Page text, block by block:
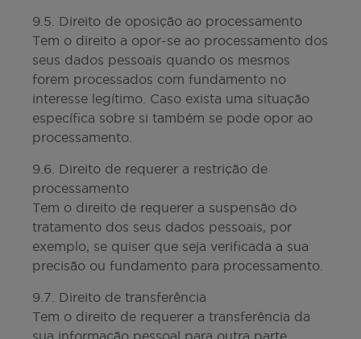
9.5. Direito de oposição ao processamento
Tem o direito a opor-se ao processamento dos
seus dados pessoais quando os mesmos
forem processados com fundamento no
interesse legítimo. Caso exista uma situação
específica sobre si também se pode opor ao
processamento.
9.6. Direito de requerer a restrição de
processamento
Tem o direito de requerer a suspensão do
tratamento dos seus dados pessoais, por
exemplo, se quiser que seja verificada a sua
precisão ou fundamento para processamento.
9.7. Direito de transferência
Tem o direito de requerer a transferência da
sua informação pessoal para outra parte.